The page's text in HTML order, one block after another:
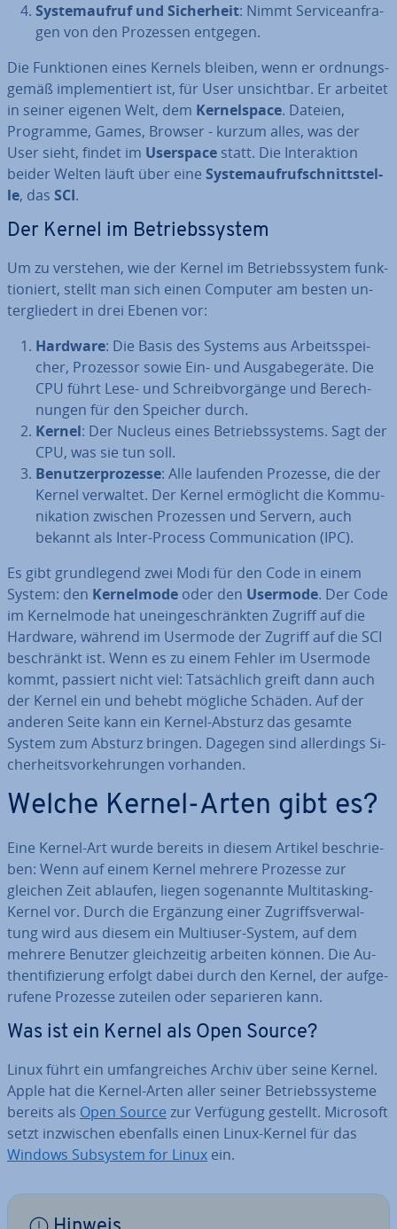
Sys­tem­auf­ruf und Si­cher­heit: Nimmt Ser­vice­an­fra­
gen von den Prozessen entgegen.
Die Funk­tio­nen eines Kernels bleiben, wenn er ord­nungs­
ge­mäß im­ple­men­tiert ist, für User un­sicht­bar. Er arbeitet
in seiner eigenen Welt, dem Ker­nel­space. Dateien,
Programme, Games, Browser - kurzum alles, was der
User sieht, findet im Userspace statt. Die In­ter­ak­ti­on
beider Welten läuft über eine Sys­tem­auf­ruf­schnitt­stel­
le, das SCI.
Der Kernel im Be­triebs­sys­tem
Um zu verstehen, wie der Kernel im Be­triebs­sys­tem funk­
tio­niert, stellt man sich einen Computer am besten un­
ter­glie­dert in drei Ebenen vor:
Hardware: Die Basis des Systems aus Ar­beits­spei­
cher, Prozessor sowie Ein- und Aus­ga­be­ge­rä­te. Die
CPU führt Lese- und Schreib­vor­gän­ge und Be­rech­
nun­gen für den Speicher durch.
Kernel: Der Nucleus eines Be­triebs­sys­tems. Sagt der
CPU, was sie tun soll.
Be­nut­zer­pro­zes­se: Alle laufenden Prozesse, die der
Kernel verwaltet. Der Kernel er­mög­licht die Kom­mu­
ni­ka­ti­on zwischen Prozessen und Servern, auch
bekannt als Inter-Process Com­mu­ni­ca­ti­on (IPC).
Es gibt grund­le­gend zwei Modi für den Code in einem
System: den Ker­nel­mo­de oder den Usermode. Der Code
im Ker­nel­mo­de hat un­ein­ge­schränk­ten Zugriff auf die
Hardware, während im Usermode der Zugriff auf die SCI
be­schränkt ist. Wenn es zu einem Fehler im Usermode
kommt, passiert nicht viel: Tat­säch­lich greift dann auch
der Kernel ein und behebt mögliche Schäden. Auf der
anderen Seite kann ein Kernel-Absturz das gesamte
System zum Absturz bringen. Dagegen sind al­ler­dings Si­
cher­heits­vor­keh­run­gen vorhanden.
Welche Kernel-Arten gibt es?
Eine Kernel-Art wurde bereits in diesem Artikel be­schrie­
ben: Wenn auf einem Kernel mehrere Prozesse zur
gleichen Zeit ablaufen, liegen so­ge­nann­te Mul­ti­tas­king-
Kernel vor. Durch die Ergänzung einer Zu­griffs­ver­wal­
tung wird aus diesem ein Multiuser-System, auf dem
mehrere Benutzer gleich­zei­tig arbeiten können. Die Au­
then­ti­fi­zie­rung erfolgt dabei durch den Kernel, der auf­ge­
ru­fe­ne Prozesse zuteilen oder se­pa­rie­ren kann.
Was ist ein Kernel als Open Source?
Linux führt ein um­fang­rei­ches Archiv über seine Kernel.
Apple hat die Kernel-Arten aller seiner Be­triebs­sys­te­me
bereits als Open Source zur Verfügung gestellt. Microsoft
setzt in­zwi­schen ebenfalls einen Linux-Kernel für das
Windows Subsystem for Linux ein.